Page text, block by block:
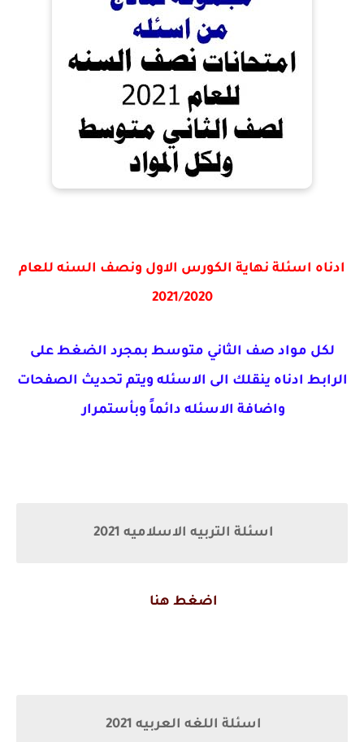
ادناه اسئلة نهاية الكورس الاول ونصف السنه للعام
2021/2020
لكل مواد صف الثاني متوسط بمجرد الضغط على
الرابط ادناه ينقلك الى الاسئله ويتم تحديث الصفحات
واضافة الاسئله دائماً وبأستمرار
اسئلة التربيه الاسلاميه 2021
اضغط هنا
اسئلة اللغه العربيه 2021